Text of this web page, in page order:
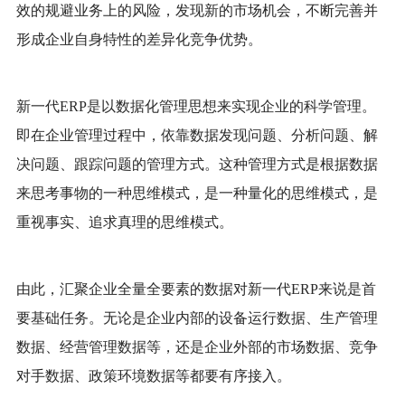
效的规避业务上的风险，发现新的市场机会，不断完善并
形成企业自身特性的差异化竞争优势。
新一代ERP是以数据化管理思想来实现企业的科学管理。
即在企业管理过程中，依靠数据发现问题、分析问题、解
决问题、跟踪问题的管理方式。这种管理方式是根据数据
来思考事物的一种思维模式，是一种量化的思维模式，是
重视事实、追求真理的思维模式。
由此，汇聚企业全量全要素的数据对新一代ERP来说是首
要基础任务。无论是企业内部的设备运行数据、生产管理
数据、经营管理数据等，还是企业外部的市场数据、竞争
对手数据、政策环境数据等都要有序接入。